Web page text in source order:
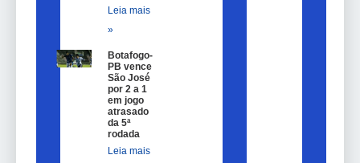
Leia mais
»
Botafogo-
PB vence
São José
por 2 a 1
em jogo
atrasado
da 5ª
rodada
Leia mais